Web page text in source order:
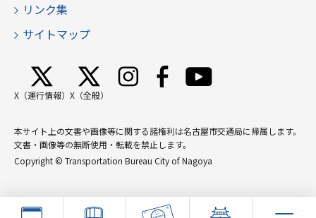
リンク集
サイトマップ
X（運行情報） X（全般）
本サイト上の文書や画像等に関する諸権利は名古屋市交通局に帰属します。
文書・画像等の無断使用・転載を禁止します。
Copyright © Transportation Bureau City of Nagoya